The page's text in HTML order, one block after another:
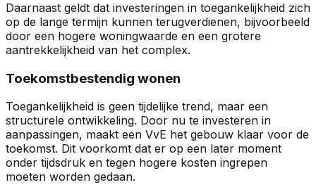
Daarnaast geldt dat investeringen in toegankelijkheid zich
op de lange termijn kunnen terugverdienen, bijvoorbeeld
door een hogere woningwaarde en een grotere
aantrekkelijkheid van het complex.
Toekomstbestendig wonen
Toegankelijkheid is geen tijdelijke trend, maar een
structurele ontwikkeling. Door nu te investeren in
aanpassingen, maakt een VvE het gebouw klaar voor de
toekomst. Dit voorkomt dat er op een later moment
onder tijdsdruk en tegen hogere kosten ingrepen
moeten worden gedaan.